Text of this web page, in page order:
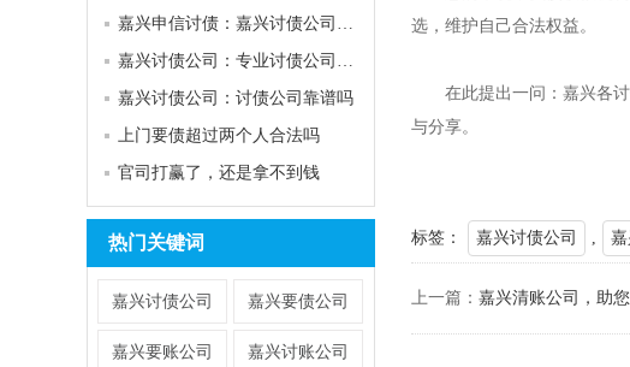
嘉兴申信讨债：嘉兴讨债公司哪家好
嘉兴讨债公司：专业讨债公司电话
嘉兴讨债公司：讨债公司靠谱吗
上门要债超过两个人合法吗
官司打赢了，还是拿不到钱
热门关键词
嘉兴讨债公司 嘉兴要债公司
嘉兴要账公司 嘉兴讨账公司
选，维护自己合法权益。
在此提出一问：嘉兴各
与分享。
标签： 嘉兴讨债公司 , 嘉
上一篇： 嘉兴清账公司，助